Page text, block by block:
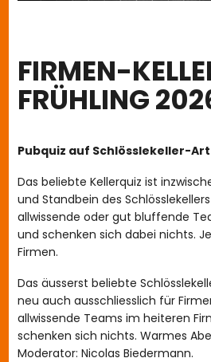
FIRMEN-
FRÜHLING
Kurztext
Pubquiz auf Schlösslekeller-Art
Das beliebte Kellerquiz ist
und Standbein des
allwissende oder gut bluffende
und schenken sich dabei nichts.
Firmen.
Body
Das äusserst beliebte
neu auch ausschliesslich für
allwissende Teams im heiteren
schenken sich nichts. Warmes
Moderator: Nicolas Biedermann.